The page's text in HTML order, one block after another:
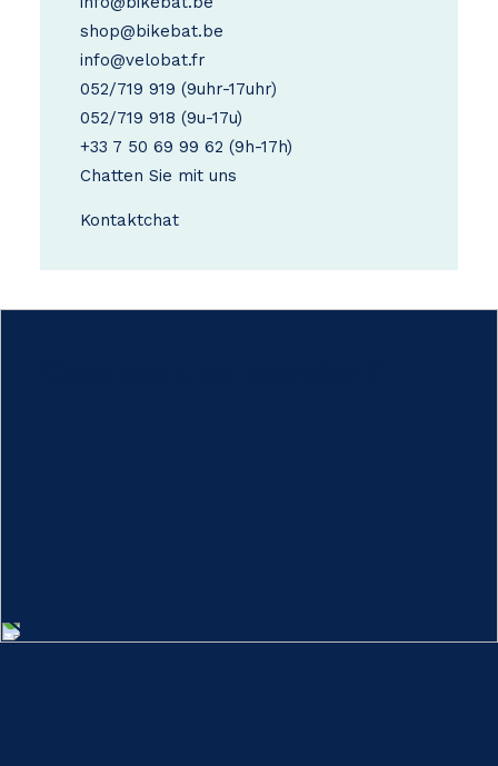
shop@bikebat.be
info@velobat.fr
052/719 919 (9uhr-17uhr)
052/719 918 (9u-17u)
+33 7 50 69 99 62 (9h-17h)
Chatten Sie mit uns
Kontaktchat